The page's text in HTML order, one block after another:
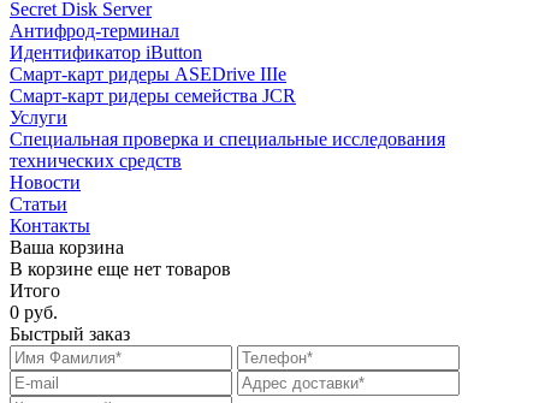
Secret Disk Server
Антифрод-терминал
Идентификатор iButton
Смарт-карт ридеры ASEDrive IIIe
Смарт-карт ридеры семейства JCR
Услуги
Специальная проверка и специальные исследования
технических средств
Новости
Статьи
Контакты
Ваша корзина
В корзине еще нет товаров
Итого
0 руб.
Быстрый заказ